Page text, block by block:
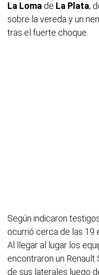
La Loma de La Plata,
sobre la vereda y un
tras el fuerte choque.
Según indicaron
ocurrió cerca de las 19
Al llegar al lugar los
encontraron un
de sus laterales luego